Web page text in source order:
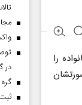
را
در
گره